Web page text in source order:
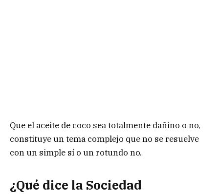
Que el aceite de coco sea totalmente dañino o no,
constituye un tema complejo que no se resuelve
con un simple sí o un rotundo no.
¿Qué dice la Sociedad